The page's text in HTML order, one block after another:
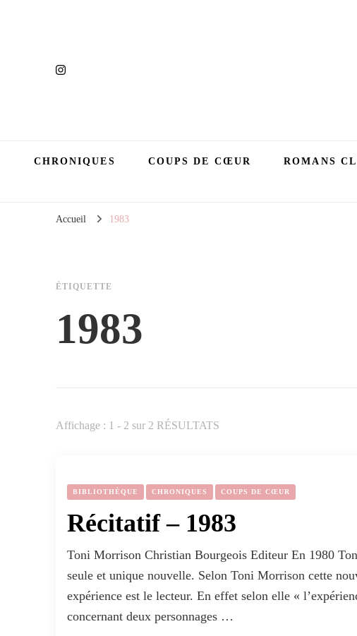
CHRONIQUES COUPS DE CŒUR ROMANS
Accueil 1983
ÉTIQUETTE
1983
Affichage : 1 - 2 sur 2 RÉSULTATS
BIBLIOTHÈQUE CHRONIQUES COUPS DE CŒUR
Récitatif – 1983
Toni Morrison Christian Bourgeois Editeur En 1980
seule et unique nouvelle. Selon Toni Morrison cette
expérience est le lecteur. En effet selon elle «
concernant deux personnages …